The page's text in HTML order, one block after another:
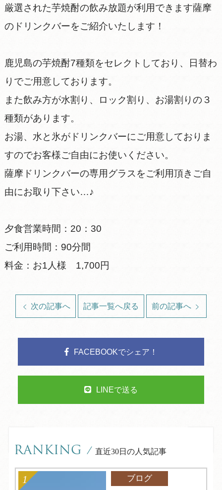
厳選された芋焼酎の飲み放題が利用できます薩摩
のドリンクバーをご紹介いたします！
鹿児島の芋焼酎7種類をセレクトしており、日替わ
りでご用意しております。
また飲み方が水割り、ロック割り、お湯割りの３
種類があります。
お湯、水と氷がドリンクバーにご用意しておりま
すのでお客様ご自由にお使いください。
薩摩ドリンクバーの専用グラスをご利用頂きご自
由にお取り下さい…♪
夕食営業時間：20：30
ご利用時間：90分間
料金：お1人様 1,700円
次の記事へ 記事一覧へ戻る 前の記事へ
FACEBOOKでシェア！
LINEで送る
RANKING / 直近30日の人気記事
ブログ